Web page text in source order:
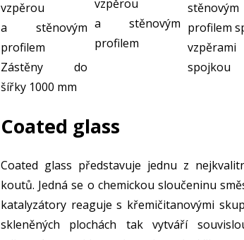
vzpěrou
a stěnovým
profilem
Zástěny do
šířky 1000 mm
vzpěrou
a stěnovým
profilem
stěnovým
profilem
spojkou
Coated glass
Coated glass představuje jednu z
koutů. Jedná se o chemickou sloučeninu
katalyzátory reaguje s křemičitanovými
skleněných plochách tak vytváří